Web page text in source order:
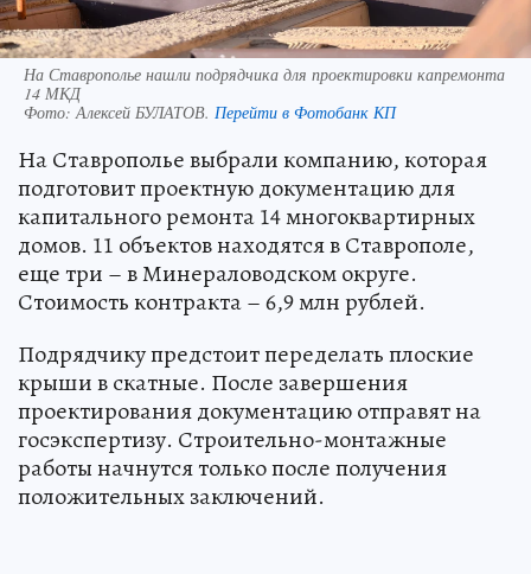
На Ставрополье нашли подрядчика для проектировки капремонта
14 МКД
Фото: Алексей БУЛАТОВ. Перейти в Фотобанк КП
На Ставрополье выбрали компанию, которая
подготовит проектную документацию для
капитального ремонта 14 многоквартирных
домов. 11 объектов находятся в Ставрополе,
еще три – в Минераловодском округе.
Стоимость контракта – 6,9 млн рублей.
Подрядчику предстоит переделать плоские
крыши в скатные. После завершения
проектирования документацию отправят на
госэкспертизу. Строительно-монтажные
работы начнутся только после получения
положительных заключений.